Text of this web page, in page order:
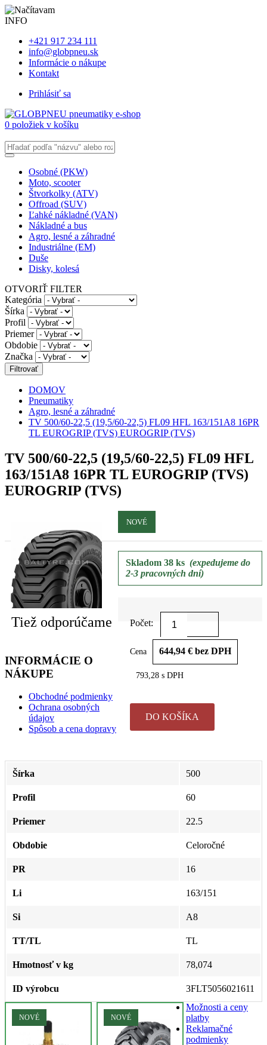
INFO
+421 917 234 111
info@globpneu.sk
Informácie o nákupe
Kontakt
Prihlásiť sa
0 položiek v košíku
Osobné (PKW)
Moto, scooter
Štvorkolky (ATV)
Offroad (SUV)
Ľahké nákladné (VAN)
Nákladné a bus
Agro, lesné a záhradné
Industriálne (EM)
Duše
Disky, kolesá
OTVORIŤ FILTER
Kategória
Šírka
Profil
Priemer
Obdobie
Značka
DOMOV
Pneumatiky
Agro, lesné a záhradné
TV 500/60-22,5 (19,5/60-22,5) FL09 HFL 163/151A8 16PR
TL EUROGRIP (TVS) EUROGRIP (TVS)
TV 500/60-22,5 (19,5/60-22,5) FL09 HFL
163/151A8 16PR TL EUROGRIP (TVS)
EUROGRIP (TVS)
NOVÉ
Skladom 38 ks (expedujeme do
2-3 pracovných dní)
Počet:
Cena 644,94 € bez DPH
793,28 s DPH
DO KOŠÍKA
Šírka 500
Profil 60
Priemer 22.5
Obdobie Celoročné
PR 16
Li 163/151
Si A8
TT/TL TL
Hmotnosť v kg 78,074
ID výrobcu 3FLT5056021611
Tiež odporúčame
NOVÉ NOVÉ
INFORMÁCIE O
NÁKUPE
Obchodné podmienky
Ochrana osobných
údajov
Spôsob a cena dopravy
Možnosti a ceny
platby
Reklamačné
podmienky